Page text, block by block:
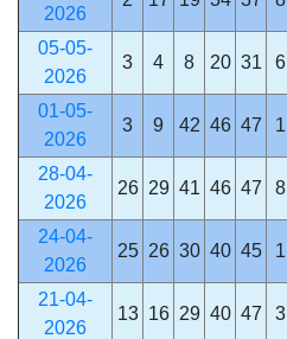
2026
05-05-
2026
3 4 8 20 31 6
01-05-
2026
3 9 42 46 47 1
28-04-
2026
26 29 41 46 47 8
24-04-
2026
25 26 30 40 45 1
21-04-
2026
13 16 29 40 47 3